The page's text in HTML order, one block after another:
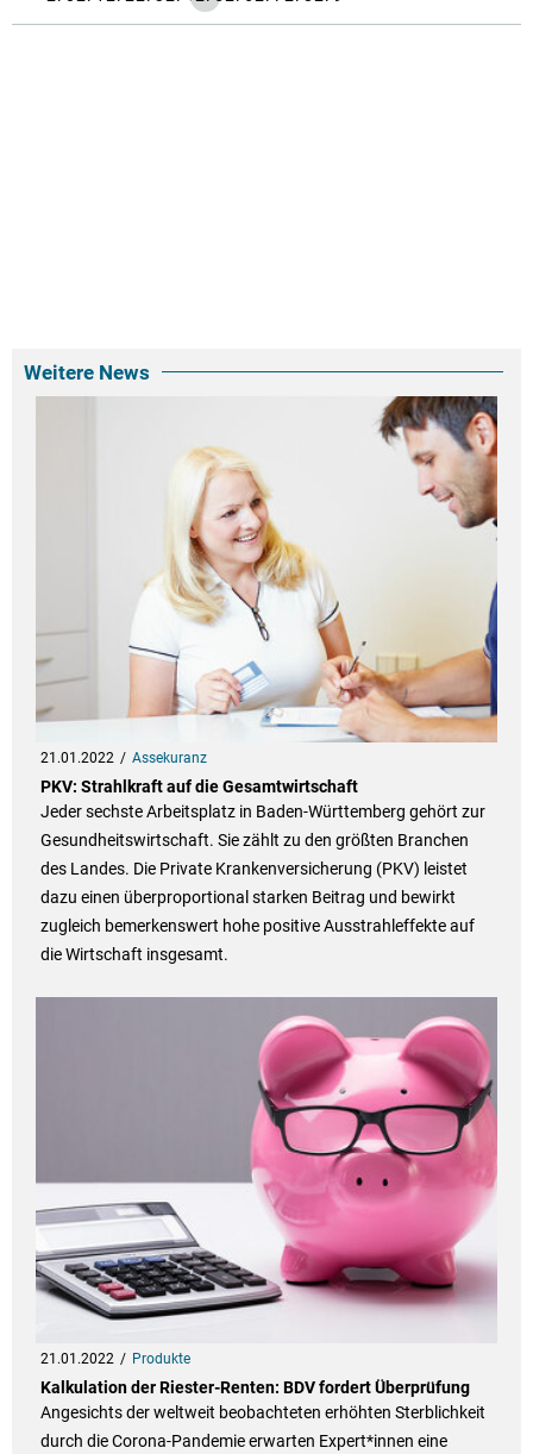
Weitere News
21.01.2022 Assekuranz
PKV: Strahlkraft auf die Gesamtwirtschaft
Jeder sechste Arbeitsplatz in Baden-Württemberg gehört zur
Gesundheitswirtschaft. Sie zählt zu den größten Branchen
des Landes. Die Private Krankenversicherung (PKV) leistet
dazu einen überproportional starken Beitrag und bewirkt
zugleich bemerkenswert hohe positive Ausstrahleffekte auf
die Wirtschaft insgesamt.
21.01.2022 Produkte
Kalkulation der Riester-Renten: BDV fordert Überprüfung
Angesichts der weltweit beobachteten erhöhten Sterblichkeit
durch die Corona-Pandemie erwarten Expert*innen eine